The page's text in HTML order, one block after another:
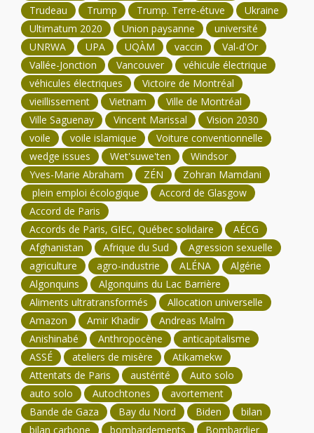
Trudeau
Trump Trump. Terre-étuve
Ukraine
Ultimatum 2020
Union paysanne
université
UNRWA
UPA UQÀM vaccin
Val-d'Or
Vallée-Jonction
Vancouver
véhicule électrique
véhicules électriques
Victoire de Montréal
vieillissement
Vietnam
Ville de Montréal
Ville Saguenay
Vincent Marissal
Vision 2030
voile
voile islamique
Voiture conventionnelle
wedge issues
Wet'suwe'ten
Windsor
Yves-Marie Abraham
ZÉN
Zohran Mamdani
plein emploi écologique
Accord de Glasgow
Accord de Paris
Accords de Paris, GIEC, Québec solidaire
AÉCG
Afghanistan
Afrique du Sud
Agression sexuelle
agriculture
agro-industrie ALÉNA
Algérie
Algonquins
Algonquins du Lac Barrière
Aliments ultratransformés
Allocation universelle
Amazon
Amir Khadir
Andreas Malm
Anishinabé
Anthropocène
anticapitalisme
ASSÉ
ateliers de misère
Atikamekw
Attentats de Paris
austérité
Auto solo
auto solo
Autochtones
avortement
Bande de Gaza
Bay du Nord Biden
bilan
bilan carbone
bombardements Bombardier